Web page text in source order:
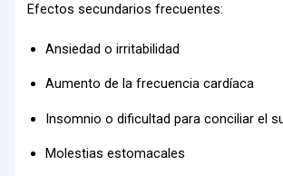
Efectos secundarios frecuentes:
Ansiedad o irritabilidad
Aumento de la frecuencia cardíaca
Insomnio o dificultad para conciliar el
Molestias estomacales